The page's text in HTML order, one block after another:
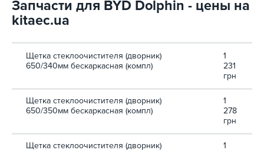
Запчасти для BYD Dolphin - цены на
kitaec.ua
Щетка стеклоочистителя (дворник)
650/340мм бескаркасная (компл)
1
231
грн
Щетка стеклоочистителя (дворник)
650/350мм бескаркасная (компл)
1
278
грн
Щетка стеклоочистителя (дворник)
1